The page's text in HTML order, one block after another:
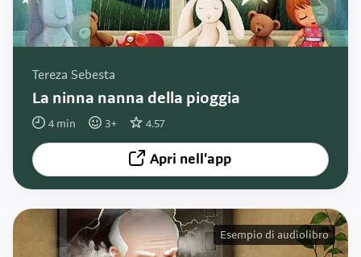
Tereza Sebesta
La ninna nanna della pioggia
4 min 3+ 4.57
Apri nell'app
Esempio di audiolibro